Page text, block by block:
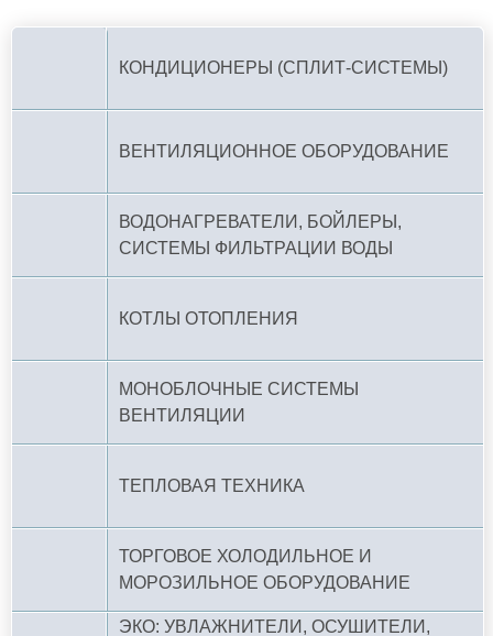
КОНДИЦИОНЕРЫ (СПЛИТ-СИСТЕМЫ)
ВЕНТИЛЯЦИОННОЕ ОБОРУДОВАНИЕ
ВОДОНАГРЕВАТЕЛИ, БОЙЛЕРЫ,
СИСТЕМЫ ФИЛЬТРАЦИИ ВОДЫ
КОТЛЫ ОТОПЛЕНИЯ
МОНОБЛОЧНЫЕ СИСТЕМЫ
ВЕНТИЛЯЦИИ
ТЕПЛОВАЯ ТЕХНИКА
ТОРГОВОЕ ХОЛОДИЛЬНОЕ И
МОРОЗИЛЬНОЕ ОБОРУДОВАНИЕ
ЭКО: УВЛАЖНИТЕЛИ, ОСУШИТЕЛИ,